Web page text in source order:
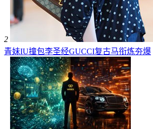
2
青妹IU撞包李圣经GUCCI复古马衔炼夯爆